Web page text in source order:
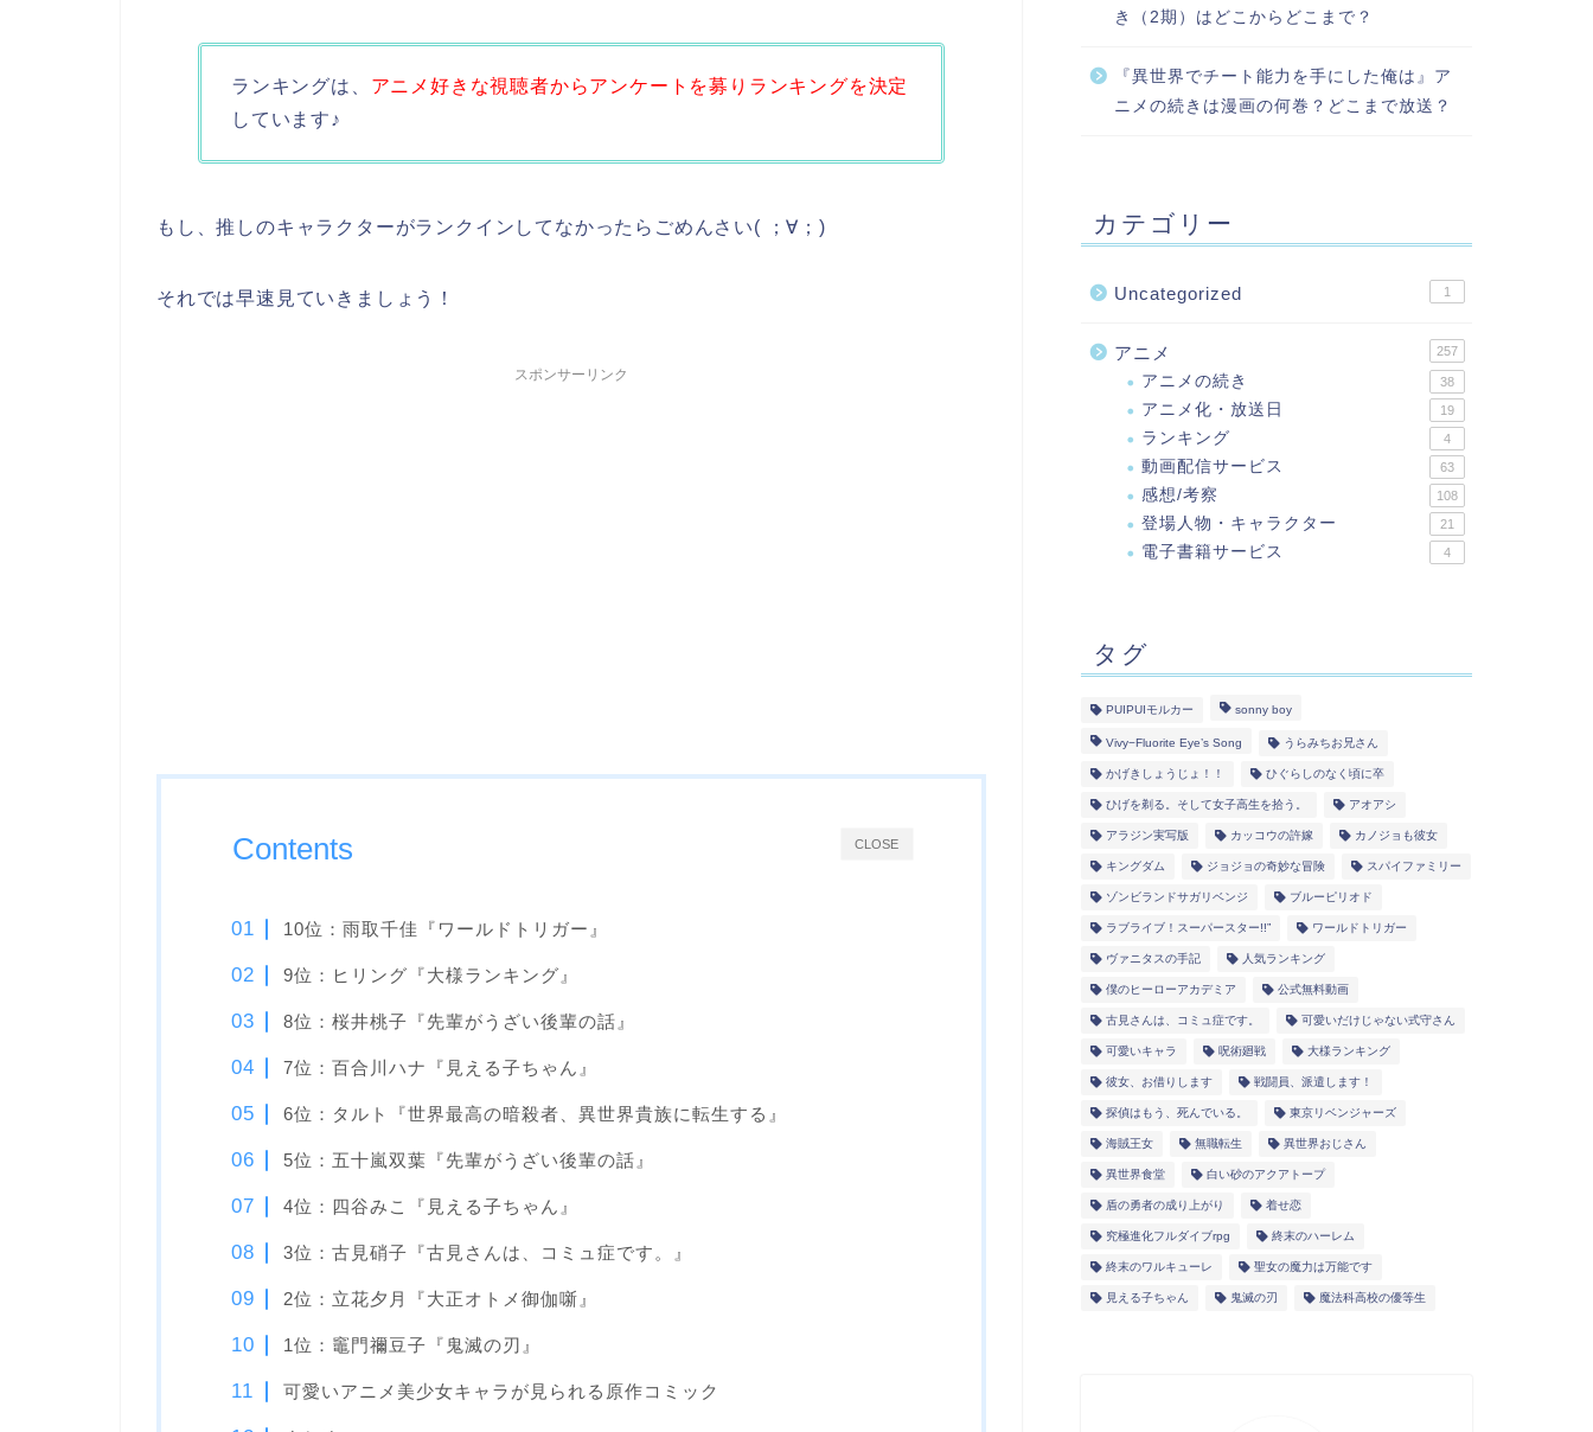
ランキングは、 アニメ好きな視聴者からアンケートを募りランキングを決定
しています♪
もし、推しのキャラクターがランクインしてなかったらごめんさい( ；∀；)
それでは早速見ていきましょう！
スポンサーリンク
CLOSE
Contents
10位：雨取千佳『ワールドトリガー』
9位：ヒリング『大様ランキング』
8位：桜井桃子『先輩がうざい後輩の話』
7位：百合川ハナ『見える子ちゃん』
6位：タルト『世界最高の暗殺者、異世界貴族に転生する』
5位：五十嵐双葉『先輩がうざい後輩の話』
4位：四谷みこ『見える子ちゃん』
3位：古見硝子『古見さんは、コミュ症です。』
2位：立花夕月『大正オトメ御伽噺』
1位：竈門禰豆子『鬼滅の刃』
可愛いアニメ美少女キャラが見られる原作コミック
き（2期）はどこからどこまで？
『異世界でチート能力を手にした俺は』ア
ニメの続きは漫画の何巻？どこまで放送？
カテゴリー
Uncategorized 1
アニメ 257
アニメの続き 38
アニメ化・放送日 19
ランキング 4
動画配信サービス 63
感想/考察 108
登場人物・キャラクター 21
電子書籍サービス 4
タグ
PUIPUIモルカー sonny boy
Vivy−Fluorite Eye’s Song うらみちお兄さん
かげきしょうじょ！！ ひぐらしのなく頃に卒
ひげを剃る。そして女子高生を拾う。 アオアシ
アラジン実写版 カッコウの許嫁 カノジョも彼女
キングダム ジョジョの奇妙な冒険 スパイファミリー
ゾンビランドサガリベンジ ブルーピリオド
ラブライブ！スーパースター!!” ワールドトリガー
ヴァニタスの手記 人気ランキング
僕のヒーローアカデミア 公式無料動画
古見さんは、コミュ症です。 可愛いだけじゃない式守さん
可愛いキャラ 呪術廻戦 大様ランキング
彼女、お借りします 戦闘員、派遣します！
探偵はもう、死んでいる。 東京リベンジャーズ
海賊王女 無職転生 異世界おじさん
異世界食堂 白い砂のアクアトープ
盾の勇者の成り上がり 着せ恋
究極進化フルダイブrpg 終末のハーレム
終末のワルキューレ 聖女の魔力は万能です
見える子ちゃん 鬼滅の刃 魔法科高校の優等生